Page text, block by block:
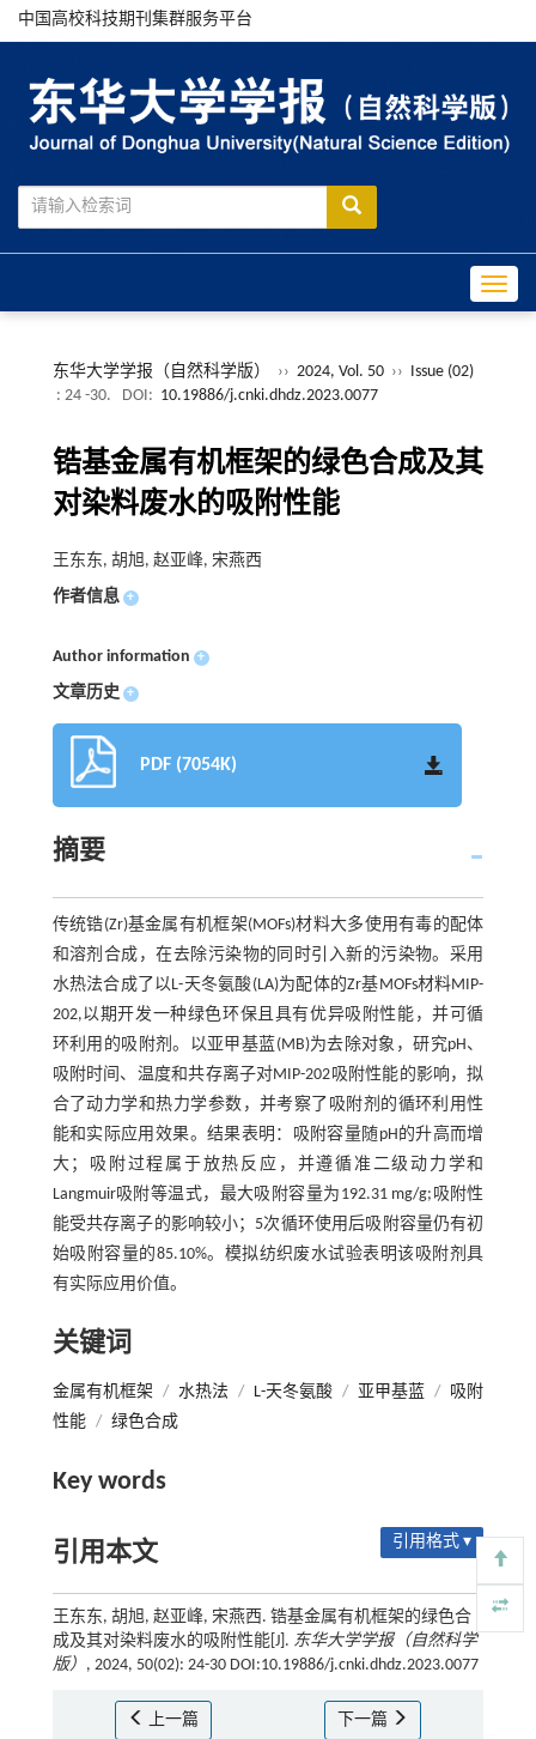
中国高校科技期刊集群服务平台
东华大学学报（自然科学版） ›› 2024, Vol. 50 ›› Issue (02)
: 24 -30.
DOI: 10.19886/j.cnki.dhdz.2023.0077
锆基金属有机框架的绿色合成及其
对染料废水的吸附性能
王东东, 胡旭, 赵亚峰, 宋燕西
作者信息 +
Author information +
文章历史 +
PDF (7054K)
摘要
传统锆(Zr)基金属有机框架(MOFs)材料大多使用有毒的配体
和溶剂合成，在去除污染物的同时引入新的污染物。采用
水热法合成了以L-天冬氨酸(LA)为配体的Zr基MOFs材料MIP-
202,以期开发一种绿色环保且具有优异吸附性能，并可循
环利用的吸附剂。以亚甲基蓝(MB)为去除对象，研究pH、
吸附时间、温度和共存离子对MIP-202吸附性能的影响，拟
合了动力学和热力学参数，并考察了吸附剂的循环利用性
能和实际应用效果。结果表明：吸附容量随pH的升高而增
大；吸附过程属于放热反应，并遵循准二级动力学和
Langmuir吸附等温式，最大吸附容量为192.31 mg/g;吸附性
能受共存离子的影响较小；5次循环使用后吸附容量仍有初
始吸附容量的85.10%。模拟纺织废水试验表明该吸附剂具
有实际应用价值。
关键词
金属有机框架 / 水热法 / L-天冬氨酸 / 亚甲基蓝 / 吸附
性能 / 绿色合成
Key words
引用本文 引用格式 ▾
王东东, 胡旭, 赵亚峰, 宋燕西. 锆基金属有机框架的绿色合
成及其对染料废水的吸附性能[J]. 东华大学学报（自然科学
版） , 2024, 50(02): 24-30 DOI:10.19886/j.cnki.dhdz.2023.0077
上一篇 下一篇